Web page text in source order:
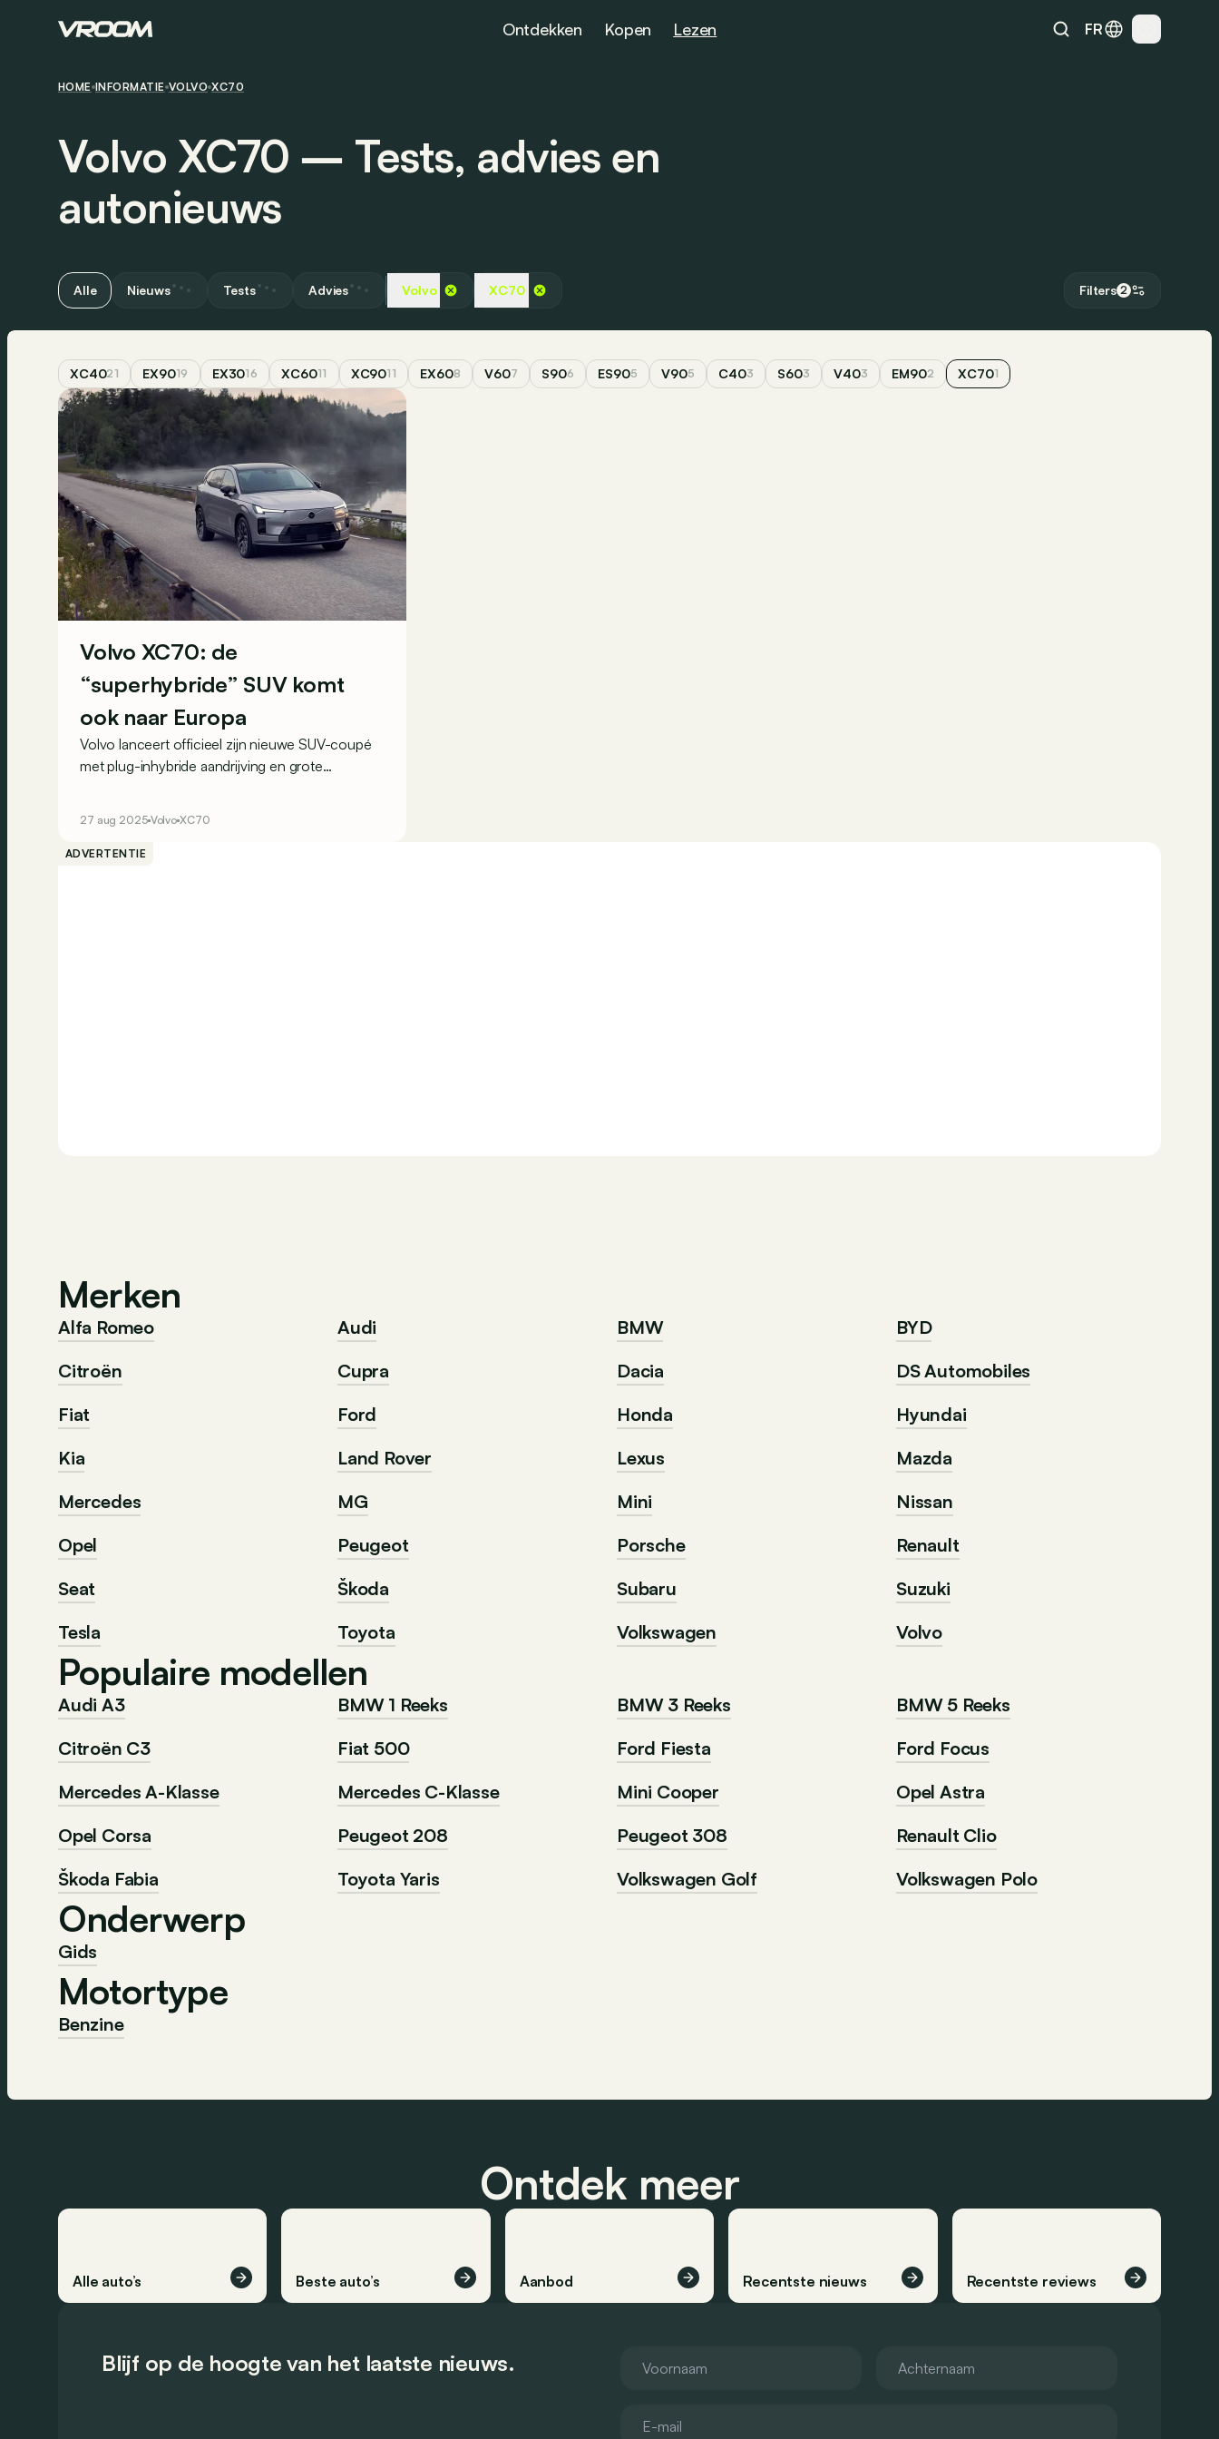
Ontdekken Kopen Lezen FR
HOME INFORMATIE VOLVO XC70
Volvo XC70 ― Tests, advies en
autonieuws
Alle Nieuws Tests Advies Volvo XC70 Filters 2
XC4021 EX9019 EX3016 XC6011 XC9011 EX608 V607 S906 ES905 V905 C403 S603 V403 EM902 XC701
Volvo XC70: de
“superhybride” SUV komt
ook naar Europa
Volvo lanceert officieel zijn nieuwe SUV-coupé
met plug-inhybride aandrijving en grote
ook naar Europa!
27 aug 2025 Volvo XC70
ADVERTENTIE
Merken
Alfa Romeo Audi BMW
BYD
Citroën
Cupra Dacia
DS Automobiles
Fiat
Ford Honda
Hyundai
Kia
Land Rover Lexus
Mazda
Mercedes
MG Mini
Nissan
Opel
Peugeot Porsche
Renault
Seat
Škoda Subaru
Suzuki
Tesla
Toyota Volkswagen Volvo
Populaire modellen
Audi A3 BMW 1 Reeks BMW 3 Reeks
BMW 5 Reeks
Citroën C3
Fiat 500 Ford Fiesta
Ford Focus
Mercedes A-Klasse
Mercedes C-Klasse Mini Cooper
Opel Astra
Opel Corsa
Peugeot 208 Peugeot 308
Renault Clio
Škoda Fabia
Toyota Yaris Volkswagen Golf Volkswagen Polo
Onderwerp
Gids
Motortype
Benzine
Ontdek meer
Alle auto’s Beste auto’s Aanbod Recentste nieuws Recentste reviews
Blijf op de hoogte van het laatste nieuws.